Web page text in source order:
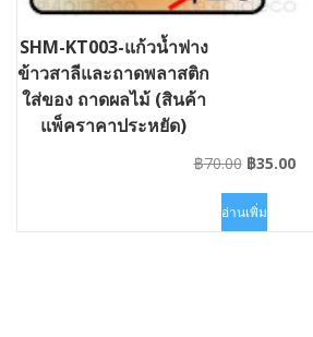
SHM-KT003-แก้วน้ำฟาง
ข้าวสาลีและถาดพลาสติก
ใส่ของ ถาดผลไม้ (สินค้า
แพ็คราคาประหยัด)
฿70.00 Original
was:
฿70.00.
฿35.00
อ่านเพิ่ม